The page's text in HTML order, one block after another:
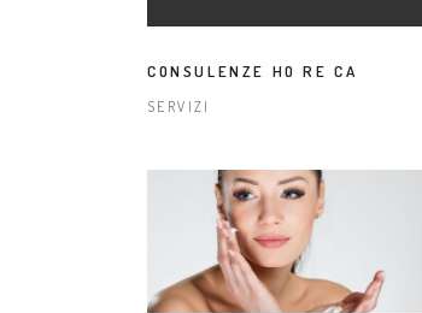
CONSULENZE HO RE CA
SERVIZI